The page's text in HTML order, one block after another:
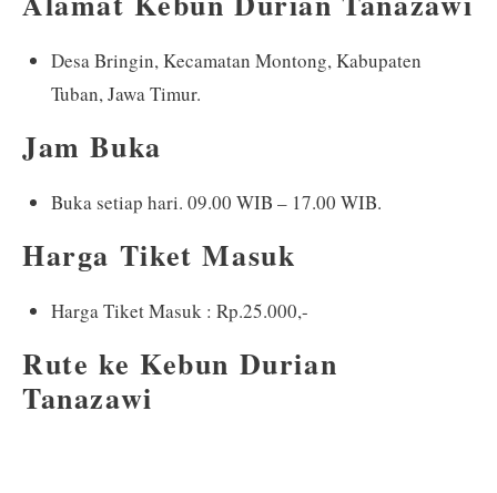
Desa Bringin, Kecamatan Montong, Kabupaten
Tuban, Jawa Timur.
Jam Buka
Buka setiap hari. 09.00 WIB – 17.00 WIB.
Harga Tiket Masuk
Harga Tiket Masuk : Rp.25.000,-
Rute ke Kebun Durian
Tanazawi